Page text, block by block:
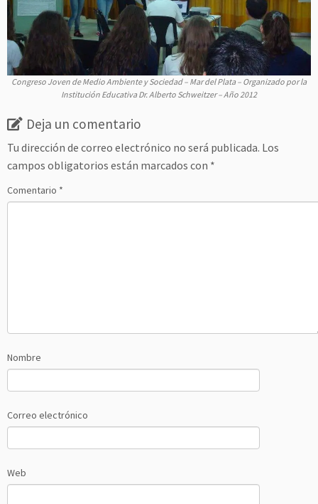
Congreso Joven de Medio Ambiente y Sociedad – Mar del Plata – Organizado por la
Institución Educativa Dr. Alberto Schweitzer – Año 2012
Deja un comentario
Tu dirección de correo electrónico no será publicada. Los
campos obligatorios están marcados con *
Comentario *
Nombre
Correo electrónico
Web